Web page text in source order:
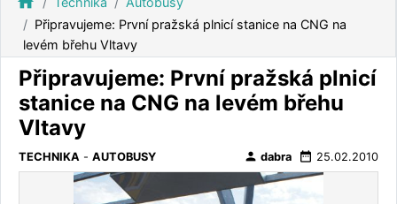
Připravujeme: První pražská plnicí stanice na CNG na
levém břehu Vltavy
Připravujeme: První pražská plnicí
stanice na CNG na levém břehu
Vltavy
TECHNIKA - AUTOBUSY person dabra date_range 25.02.2010